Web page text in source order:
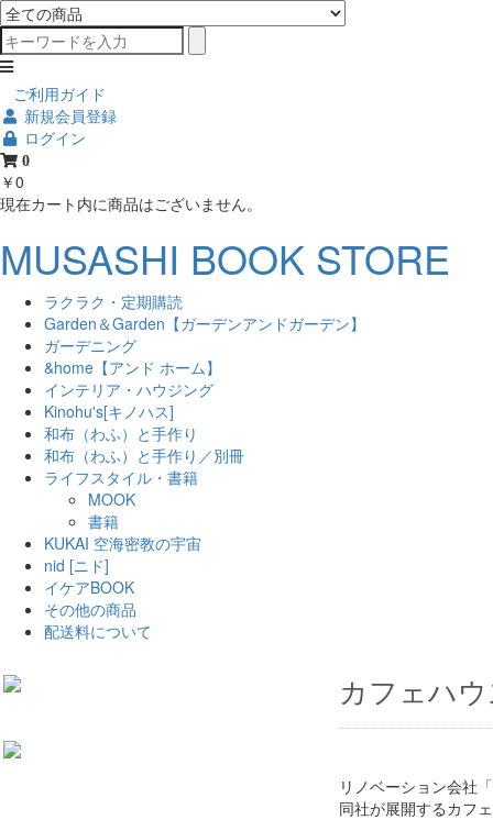
ご利用ガイド
新規会員登録
ログイン
0
￥0
現在カート内に商品はございません。
MUSASHI BOOK STORE
ラクラク・定期購読
Garden＆Garden【ガーデンアンドガーデン】
ガーデニング
&home【アンド ホーム】
インテリア・ハウジング
Kinohu's[キノハス]
和布（わふ）と手作り
和布（わふ）と手作り／別冊
ライフスタイル・書籍
MOOK
書籍
KUKAI 空海密教の宇宙
nid [ニド]
イケアBOOK
その他の商品
配送料について
カフェハ
リノベーション会社
同社が展開するカフ